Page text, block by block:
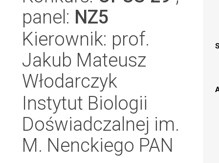
panel: NZ5
Kierownik: prof.
Jakub Mateusz
Włodarczyk
Instytut Biologii
Doświadczalnej im.
M. Nenckiego PAN